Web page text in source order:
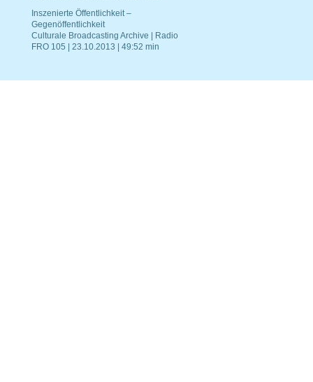
Inszenierte Öffentlichkeit –
Gegenöffentlichkeit
Culturale Broadcasting Archive | Radio
FRO 105 | 23.10.2013 | 49:52 min